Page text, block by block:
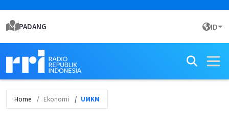
PADANG ID
Home Ekonomi UMKM